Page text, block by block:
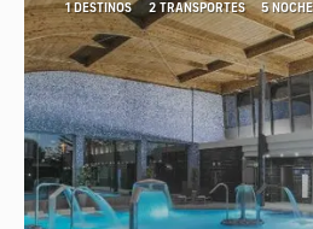
1 DESTINOS 2 TRANSPORTES 5